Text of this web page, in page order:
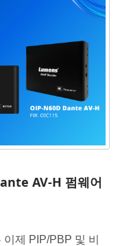
AV-H 펌웨어
제 PIP/PBP 및 비